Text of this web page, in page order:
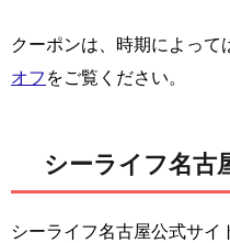
クーポンは、時期によって
オフ をご覧ください。
シーライフ名古
シーライフ名古屋公式サイ